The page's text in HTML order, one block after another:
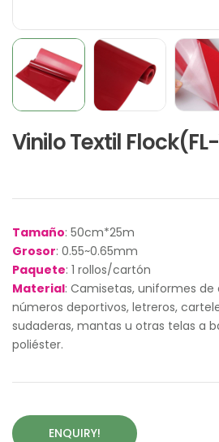
Vinilo Textil
Tamaño: 50cm*25m
Grosor: 0.55~0.65mm
Paquete: 1 rollos/cartón
Material: Camisetas, uniformes de
números deportivos, letreros,
sudaderas, mantas u otras telas a
poliéster.
ENQUIRY!